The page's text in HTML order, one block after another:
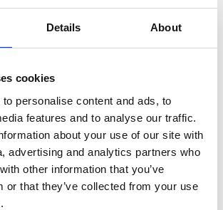
Details About
cookies
personalise content and ads, to
features and to analyse our traffic.
about your use of our site with
advertising and analytics partners who
other information that you’ve
or that they’ve collected from your use
DI
Di Francesco